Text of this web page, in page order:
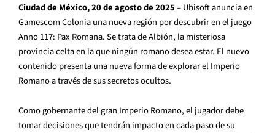
Ciudad de México, 20 de agosto de 2025– Ubisoft anuncia en
Gamescom Colonia una nueva región por descubrir en el juego
Anno 117: Pax Romana. Se trata de Albión, la misteriosa
provincia celta en la que ningún romano desea estar. El nuevo
contenido presenta una nueva forma de explorar el Imperio
Romano a través de sus secretos ocultos.
Como gobernante del gran Imperio Romano, el jugador debe
tomar decisiones que tendrán impacto en cada paso de su